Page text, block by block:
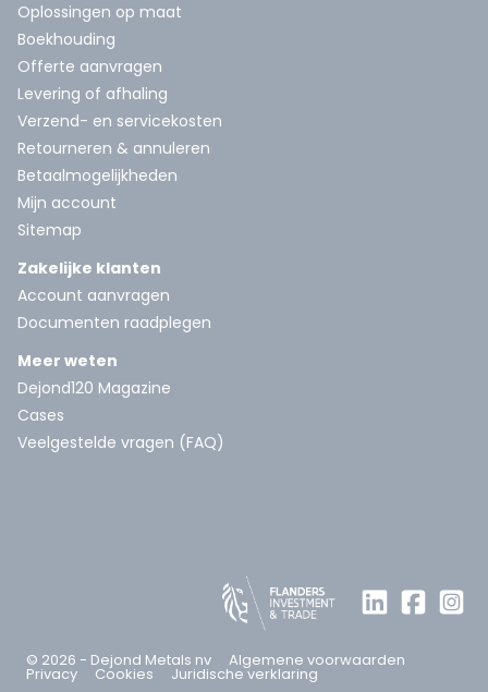
Oplossingen op maat
Boekhouding
Offerte aanvragen
Levering of afhaling
Verzend- en servicekosten
Retourneren & annuleren
Betaalmogelijkheden
Mijn account
Sitemap
Zakelijke klanten
Account aanvragen
Documenten raadplegen
Meer weten
Dejond120 Magazine
Cases
Veelgestelde vragen (FAQ)
© 2026 - Dejond Metals nv Algemene voorwaarden
Privacy Cookies Juridische verklaring